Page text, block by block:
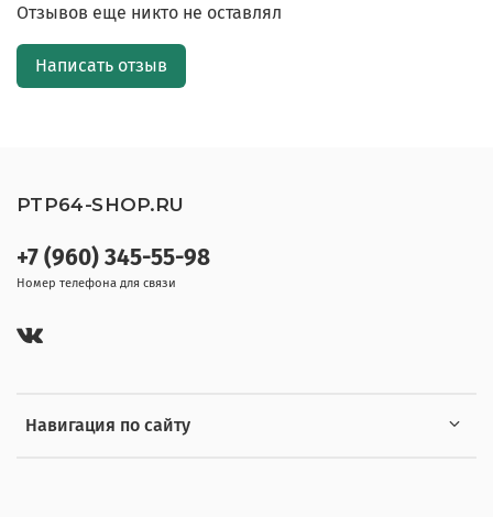
Отзывов еще никто не оставлял
Написать отзыв
Навигация по сайту
+7 (960) 345-55-98
Номер телефона для связи
PTP64-SHOP.RU